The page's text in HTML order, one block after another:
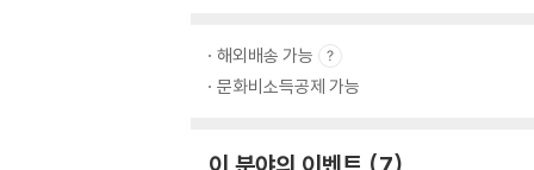
해외배송 가능
문화비소득공제 가능